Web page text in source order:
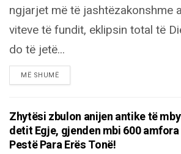
ngjarjet më të jashtëzakonshme
viteve të fundit, eklipsin total të
do të jetë...
MË SHUMËDETAILS
Zhytësi zbulon anijen antike të
detit Egje, gjenden mbi 600
Pestë Para Erës Tonë!